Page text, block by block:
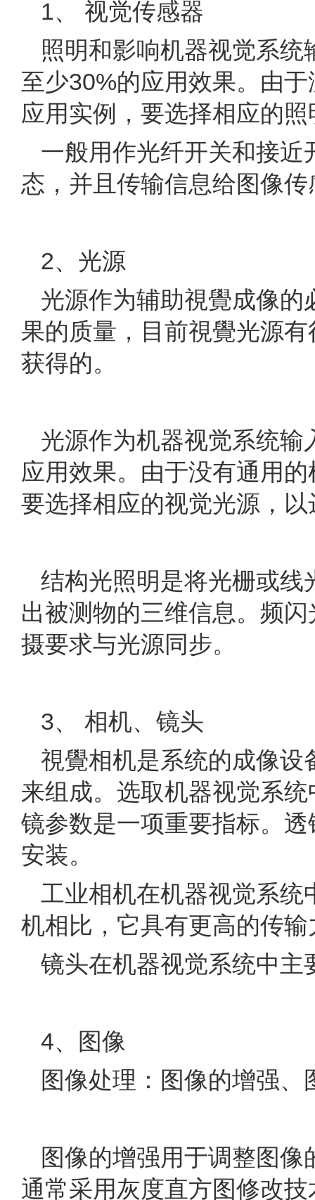
1、 视觉传感器
照明和影响机器视觉系
至少30%的应用效果。由
应用实例，要选择相应的
一般用作光纤开关和接
态，并且传输信息给图像
2、光源
光源作为辅助視覺成像
果的质量，目前視覺光源
获得的。
光源作为机器视觉系统
应用效果。由于没有通用
要选择相应的视觉光源，
结构光照明是将光栅或线
出被测物的三维信息。频
摄要求与光源同步。
3、 相机、镜头
視覺相机是系统的成像设
来组成。选取机器视觉系
镜参数是一项重要指标。
安装。
工业相机在机器视觉系统
机相比，它具有更高的传
镜头在机器视觉系统中主
4、图像
图像处理：图像的增强、
图像的增强用于调整图
通常采用灰度直方图修改